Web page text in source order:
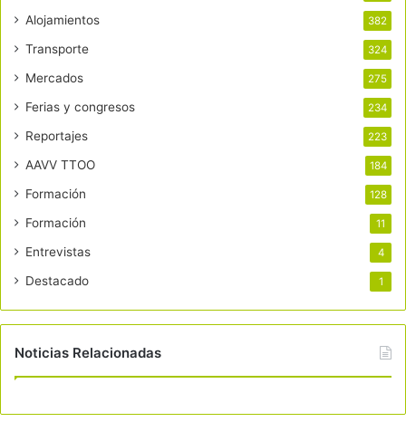
Alojamientos 382
Transporte 324
Mercados 275
Ferias y congresos 234
Reportajes 223
AAVV TTOO 184
Formación 128
Formación 11
Entrevistas 4
Destacado 1
Noticias Relacionadas